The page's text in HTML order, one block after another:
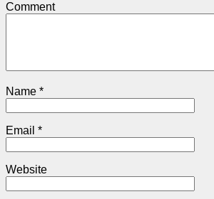
Comment
Name *
Email *
Website